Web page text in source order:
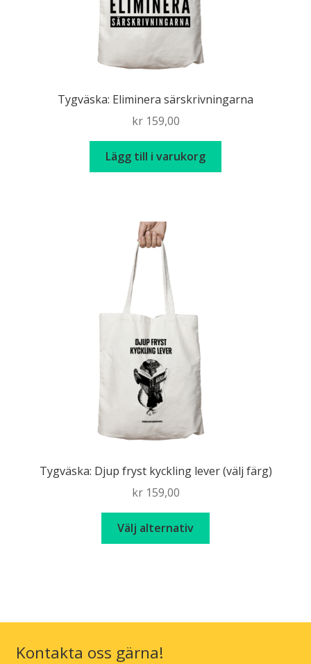
Tygväska: Eliminera särskrivningarna
kr159,00
Lägg till i varukorg
Tygväska: Djup fryst kyckling lever (välj färg)
kr159,00
Välj alternativ
De
Kontakta oss gärna!